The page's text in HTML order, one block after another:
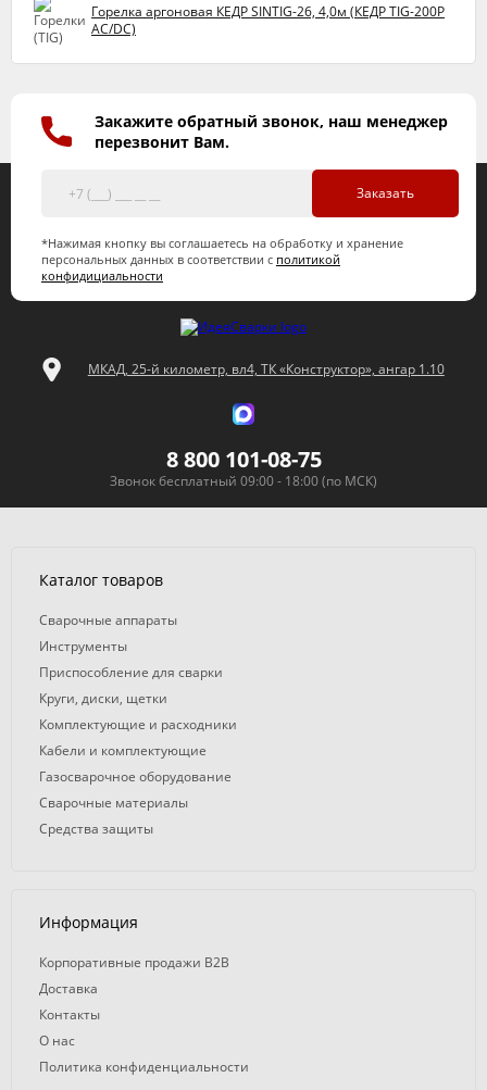
Горелка аргоновая КЕДР SINTIG-26, 4,0м (КЕДР TIG-200P
AC/DC)
Закажите обратный звонок, наш менеджер
перезвонит Вам.
Заказать
*Нажимая кнопку вы соглашаетесь на обработку и хранение
персональных данных в соответствии с политикой
конфидициальности
МКАД, 25-й километр, вл4, ТК «Конструктор», ангар 1.10
8 800 101-08-75
Звонок бесплатный 09:00 - 18:00 (по МСК)
Каталог товаров
Сварочные аппараты
Инструменты
Приспособление для сварки
Круги, диски, щетки
Комплектующие и расходники
Кабели и комплектующие
Газосварочное оборудование
Сварочные материалы
Средства защиты
Информация
Корпоративные продажи B2B
Доставка
Контакты
О нас
Политика конфиденциальности